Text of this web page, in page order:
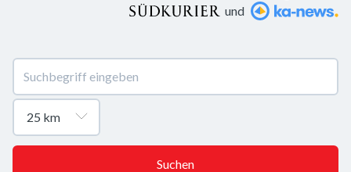
und
Suchen